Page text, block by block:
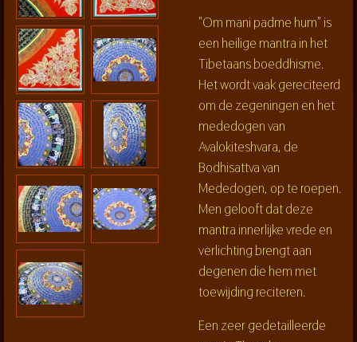
"Om mani padme hum" is
een heilige mantra in het
Tibetaans boeddhisme.
Het wordt vaak gereciteerd
om de zegeningen en het
mededogen van
Avalokiteshvara, de
Bodhisattva van
Mededogen, op te roepen.
Men gelooft dat deze
mantra innerlijke vrede en
verlichting brengt aan
degenen die hem met
toewijding reciteren.
Een zeer gedetailleerde